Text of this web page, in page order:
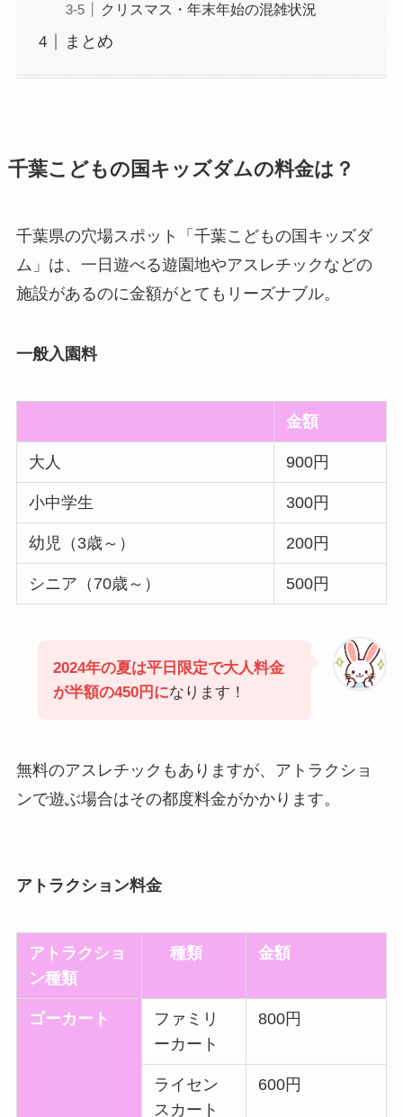
クリスマス・年末年始の混雑状況
まとめ
千葉こどもの国キッズダムの料金は？
千葉県の穴場スポット「千葉こどもの国キッズダ
ム」は、一日遊べる遊園地やアスレチックなどの
施設があるのに金額がとてもリーズナブル。
一般入園料
金額
大人 900円
小中学生 300円
幼児（3歳～） 200円
シニア（70歳～） 500円
2024年の夏は平日限定で大人料金
が半額の450円になります！
無料のアスレチックもありますが、アトラクショ
ンで遊ぶ場合はその都度料金がかかります。
アトラクション料金
アトラクショ
ン種類
種類 金額
ゴーカート
ファミリ
ーカート
800円
ライセン
スカート
600円